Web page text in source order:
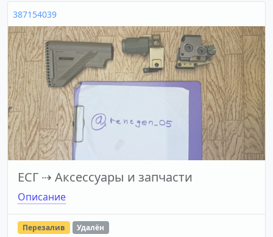
387154039
ЕСГ ⇢ Аксессуары и запчасти
Описание
Перезалив Удалён